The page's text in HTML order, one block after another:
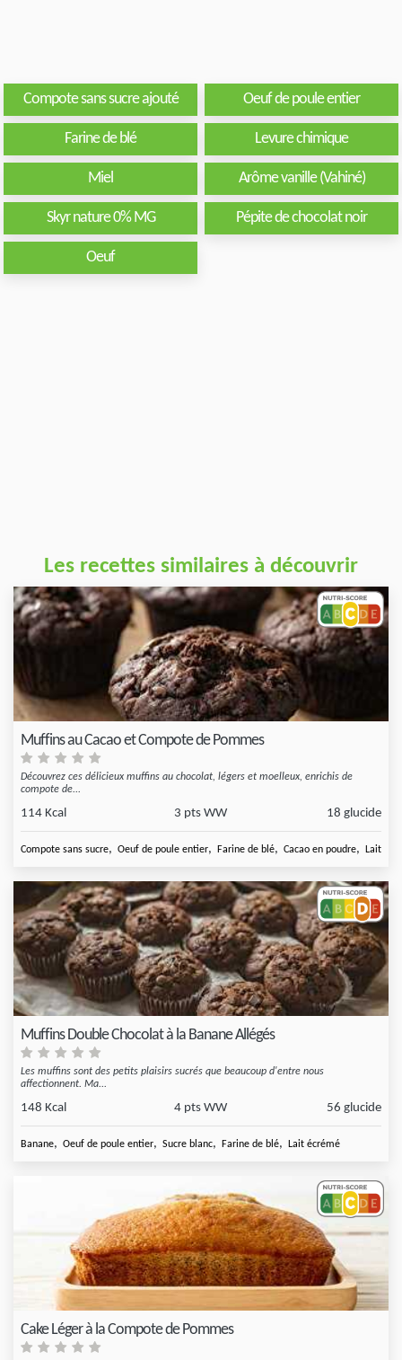
Compote sans sucre ajouté Oeuf de poule entier
Farine de blé Levure chimique
Miel Arôme vanille (Vahiné)
Skyr nature 0% MG Pépite de chocolat noir
Oeuf
Les recettes similaires à découvrir
Muffins au Cacao et Compote de Pommes
Découvrez ces délicieux muffins au chocolat, légers et moelleux, enrichis de
compote de...
114 Kcal 3 pts WW 18 glucide
Compote sans sucre, Oeuf de poule entier, Farine de blé, Cacao en poudre, Lait
Muffins Double Chocolat à la Banane Allégés
Les muffins sont des petits plaisirs sucrés que beaucoup d'entre nous
affectionnent. Ma...
148 Kcal 4 pts WW 56 glucide
Banane, Oeuf de poule entier, Sucre blanc, Farine de blé, Lait écrémé
Cake Léger à la Compote de Pommes